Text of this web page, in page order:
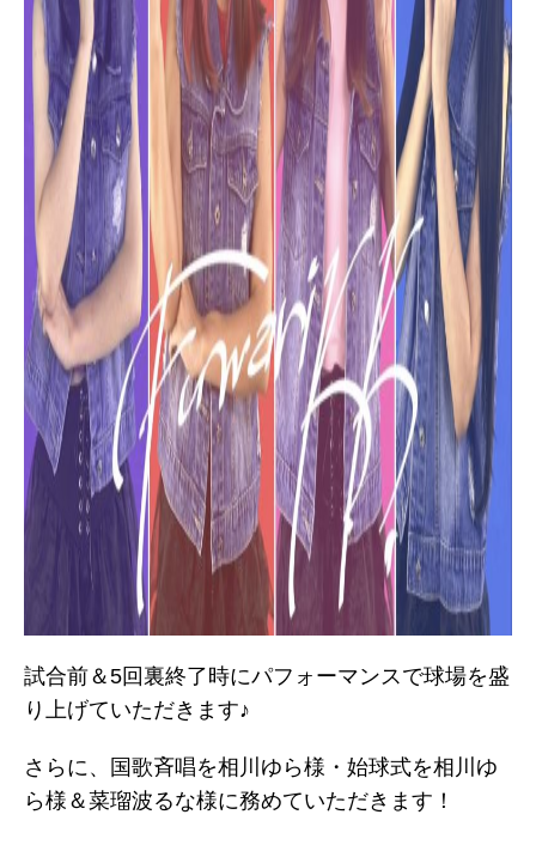
試合前＆5回裏終了時にパフォーマンスで球場を盛
り上げていただきます♪
さらに、国歌斉唱を相川ゆら様・始球式を相川ゆ
ら様＆菜瑠波るな様に務めていただきます！